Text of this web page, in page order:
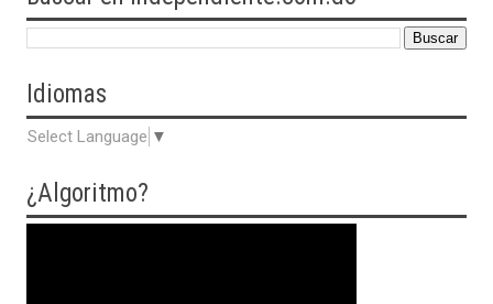
Idiomas
Select Language ▼
¿Algoritmo?